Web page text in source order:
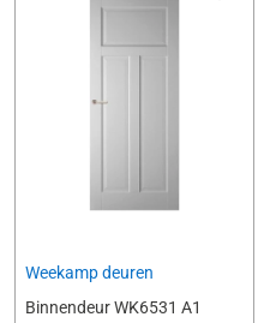
Weekamp deuren
Binnendeur WK6531 A1